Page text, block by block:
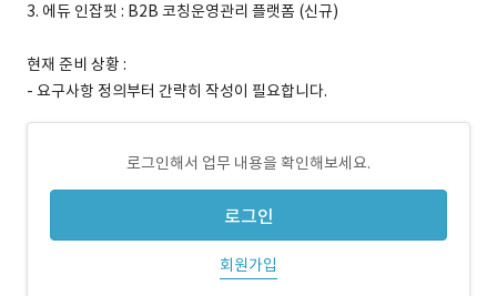
3. 에듀 인잡핏 : B2B 코칭운영관리 플랫폼 (신규)
현재 준비 상황 :
- 요구사항 정의부터 간략히 작성이 필요합니다.
로그인해서 업무 내용을 확인해보세요.
로그인
회원가입